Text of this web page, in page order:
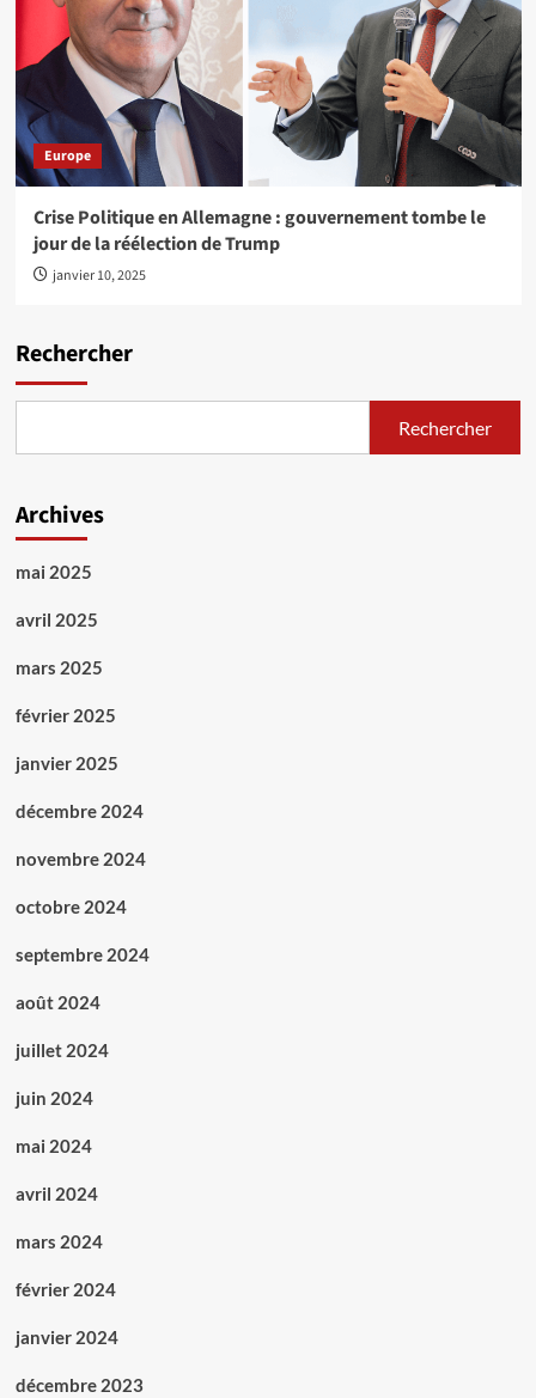
Europe
Crise Politique en Allemagne : gouvernement tombe le
jour de la réélection de Trump
janvier 10, 2025
Rechercher
Rechercher
Archives
mai 2025
avril 2025
mars 2025
février 2025
janvier 2025
décembre 2024
novembre 2024
octobre 2024
septembre 2024
août 2024
juillet 2024
juin 2024
mai 2024
avril 2024
mars 2024
février 2024
janvier 2024
décembre 2023